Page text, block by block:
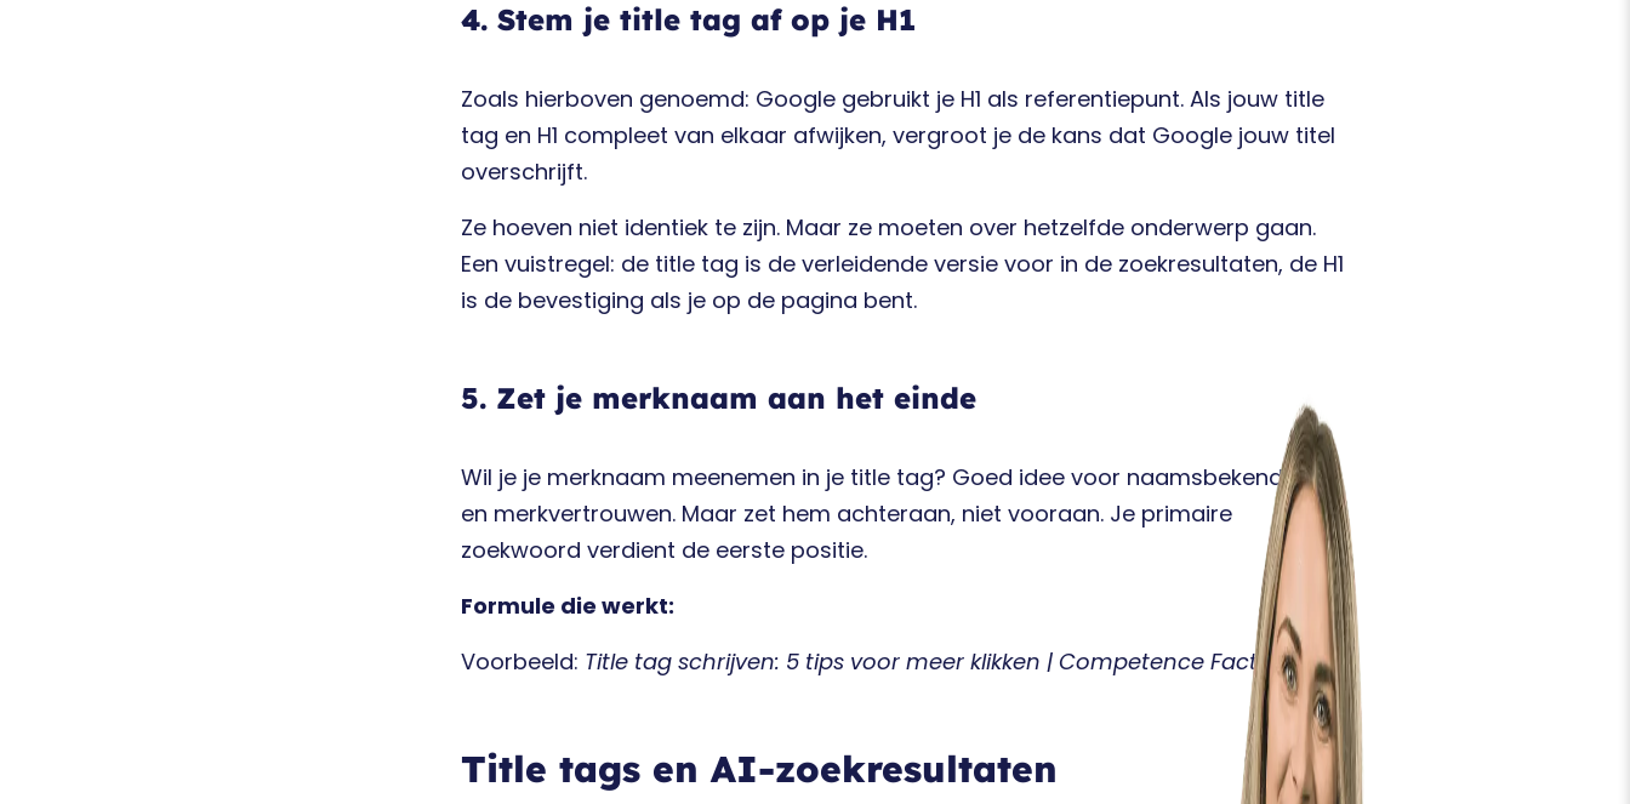
4. Stem je title tag af op je H1
Zoals hierboven genoemd: Google gebruikt je H1 als referentiepunt. Als jouw title
tag en H1 compleet van elkaar afwijken, vergroot je de kans dat Google jouw titel
overschrijft.
Ze hoeven niet identiek te zijn. Maar ze moeten over hetzelfde onderwerp gaan.
Een vuistregel: de title tag is de verleidende versie voor in de zoekresultaten, de H1
is de bevestiging als je op de pagina bent.
5. Zet je merknaam aan het einde
Wil je je merknaam meenemen in je title tag? Goed idee voor naamsbekendheid
en merkvertrouwen. Maar zet hem achteraan, niet vooraan. Je primaire
zoekwoord verdient de eerste positie.
Formule die werkt:
Voorbeeld: Title tag schrijven: 5 tips voor meer klikken | Competence Factory
Title tags en AI-zoekresultaten